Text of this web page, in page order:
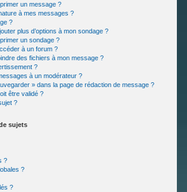
un message ?
à mes messages ?
?
plus d’options à mon sondage ?
un sondage ?
à un forum ?
des fichiers à mon message ?
?
à un modérateur ?
» dans la page de rédaction de message ?
être validé ?
?
sujets
?
?
?